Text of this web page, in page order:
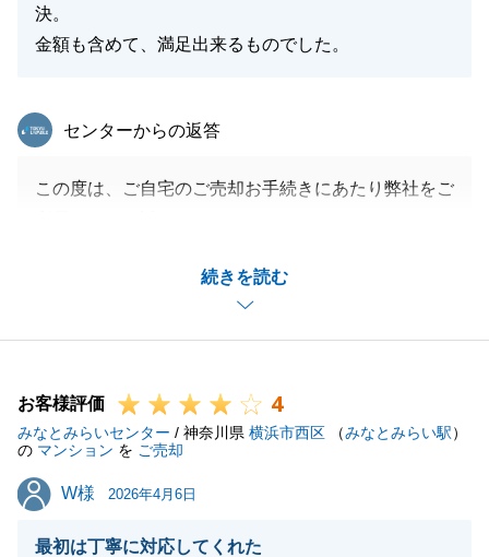
決。
金額も含めて、満足出来るものでした。
続きを読む
東急リバブル
センターからの返答
この度は、ご自宅のご売却お手続きにあたり弊社をご
頼事項にご対応をいただけたお陰で、素敵なお客様と
巡り合う事が出来たと感じております。
お引渡しまでの間のお手続きに関しても、迅速にご対
とができました。
また、お困り事がございましたらお気軽にお申し付け
くださいませ。
今後とも東急リバブルをご愛顧程のよろしくお願いい
お客様評価 4
みなとみらいセンター / 神奈川県 横浜市西区 （みなとみらい駅）
の マンション を ご売却
W様
W様 2026年4月6日
最初は丁寧に対応してくれた